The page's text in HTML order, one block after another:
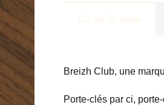
Ce qu’on aime
Breizh Club, une
Porte-clés par ci,